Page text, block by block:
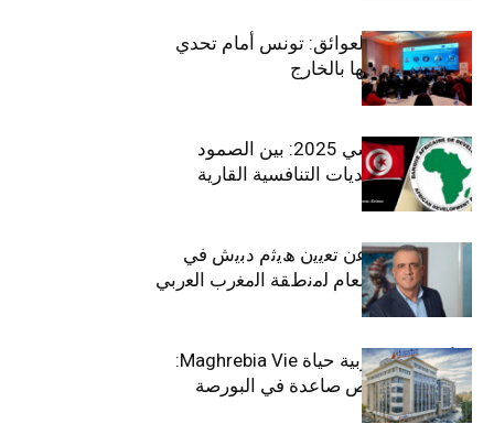
بين الطموح والعوائق: تونس أمام تحدي
استعادة كفاءاتها بالخارج
الاقتصاد التونسي 2025: بين الصمود
الاجتماعي وتحديات التنافسية القارية
ﺗﯾﺗرا ﺑﺎك ﺗﻌﻠن ﻋن ﺗﻌﯾﯾن ھﯾﺛم دﺑﯾش ﻓﻲ
ﻣﻧﺻب اﻟﻣدﯾر اﻟﻌﺎم ﻟﻣﻧطﻘﺔ اﻟﻣﻐرب اﻟﻌرﺑﻲ
وﻏرب أﻓرﯾﻘﯾﺎ
التأمينات المغربية حياة Maghrebia Vie:
فاعل رائد بفرص صاعدة في البورصة
(+34.8%)